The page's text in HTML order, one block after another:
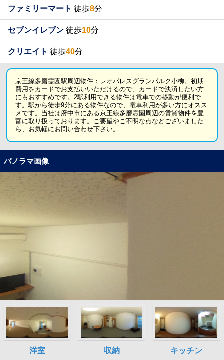
ファミリーマート 徒歩8分
セブンイレブン 徒歩10分
クリエイト 徒歩40分
京王線多磨霊園駅周辺物件：レオパレスグランパルク小柳。初期
費用をカードでお支払いいただけるので、カードで決済したい方
にもおすすめです。2駅利用できる物件は電車での移動が便利で
す。駅から徒歩9分にある物件なので、電車利用が多い方にオスス
メです。当社は府中市にある京王線多磨霊園周辺の賃貸物件を豊
富に取り扱っております。ご要望やご不明な点などございました
ら、お気軽にお問い合わせ下さい。
パノラマ画像